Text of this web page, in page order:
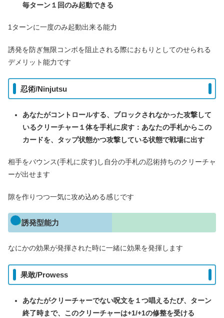
毎ターン１回のみ起動できる
1ターンに一度のみ起動出来る能力
誘発を防ぎ無限コンボを阻止される際におもりとしてのせられる
デメリット能力です
忍術/Ninjutsu
あなたがコントロールする、ブロックされなかった攻撃して
いるクリーチャー１体を手札に戻す：あなたの手札からこの
カードを、タップ状態かつ攻撃している状態で戦場に出す
相手をバウンス(手札に戻す)し自分の手札の忍術持ちのクリーチャ
ーが出せます
隙を作りつつ一気に攻め込める感じです
誘発型能力
なにかの効果が発揮された時に一緒に効果を発揮します
果敢/Prowess
あなたがクリーチャーでない呪文を１つ唱えるたび、ターン
終了時まで、このクリーチャーは+1/+1の修整を受ける